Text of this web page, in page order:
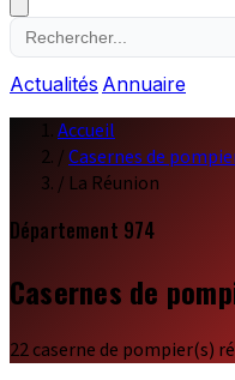
Actualités Annuaire
Accueil
/Casernes de
/ La Réunion
Département 974
Casernes de
22 caserne de pompier(s)